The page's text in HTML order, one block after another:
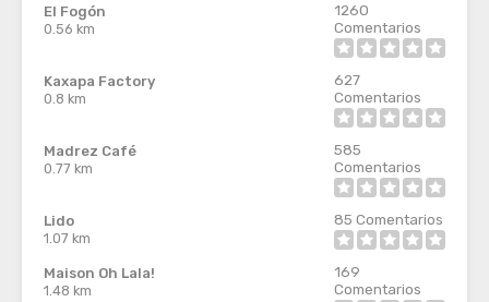
El Fogón
0.56 km
1260
Comentarios
Kaxapa Factory
0.8 km
627
Comentarios
Madrez Café
0.77 km
585
Comentarios
Lido
1.07 km
85 Comentarios
Maison Oh Lala!
1.48 km
169
Comentarios